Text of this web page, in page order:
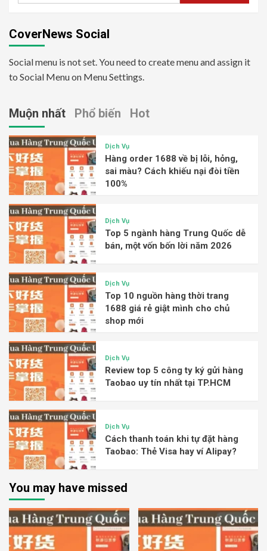
CoverNews Social
Social menu is not set. You need to create menu and assign it
to Social Menu on Menu Settings.
Muộn nhất Phổ biến Hot
Dịch Vụ
Hàng order 1688 về bị lỗi, hỏng,
sai màu? Cách khiếu nại đòi tiền
100%
Dịch Vụ
Top 5 ngành hàng Trung Quốc dễ
bán, một vốn bốn lời năm 2026
Dịch Vụ
Top 10 nguồn hàng thời trang
1688 giá rẻ giật mình cho chủ
shop mới
Dịch Vụ
Review top 5 công ty ký gửi hàng
Taobao uy tín nhất tại TP.HCM
Dịch Vụ
Cách thanh toán khi tự đặt hàng
Taobao: Thẻ Visa hay ví Alipay?
You may have missed